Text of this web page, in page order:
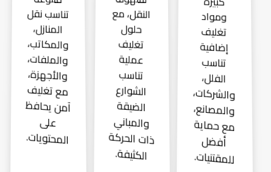
ومواد
تغليف
إضافية
تناسب
الفلل،
والشركات،
والمصانع،
مع حماية
أفضل
للمقتنيات.
النقل، مع
حلول
تغليف
عملية
تناسب
الشوارع
الضيقة
والمباني
ذات الحركة
الكثيفة.
تناسب نقل
المنازل،
والمكاتب،
والملفات،
والأجهزة،
مع تغليف
آمن يحافظ
على
المحتويات.